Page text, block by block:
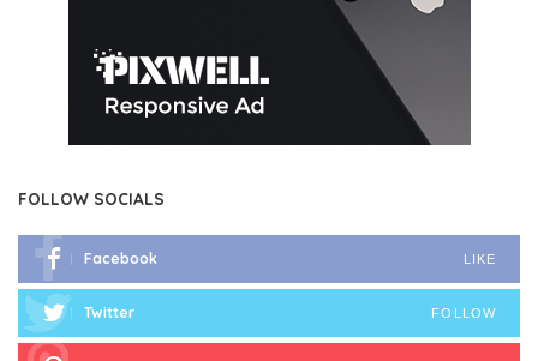
FOLLOW SOCIALS
Facebook LIKE
Twitter FOLLOW